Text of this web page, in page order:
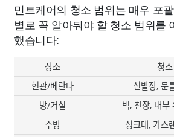
민트케어의 청소 범위는 매우 포
별로 꼭 알아둬야 할 청소 범위를
했습니다:
장소
청
현관/베란다
신발장, 문
방/거실
벽, 천장, 내부
주방
싱크대, 가스